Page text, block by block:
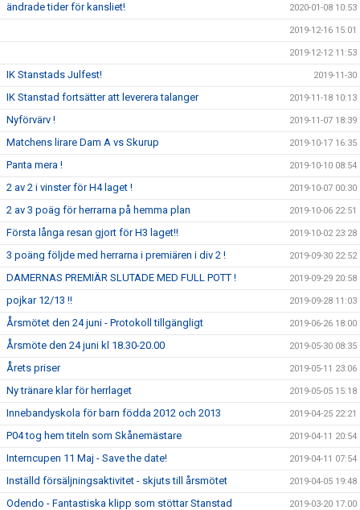
ändrade tider för kansliet! 2020-01-08 10:53
2019-12-16 15:01
2019-12-12 11:53
IK Stanstads Julfest! 2019-11-30
IK Stanstad fortsätter att leverera talanger 2019-11-18 10:13
Nyförvärv ! 2019-11-07 18:39
Matchens lirare Dam A vs Skurup 2019-10-17 16:35
Panta mera ! 2019-10-10 08:54
2 av 2 i vinster för H4 laget ! 2019-10-07 00:30
2 av 3 poäg för herrarna på hemma plan 2019-10-06 22:51
Första långa resan gjort för H3 laget!! 2019-10-02 23:28
3 poäng följde med herrarna i premiären i div 2 ! 2019-09-30 22:52
DAMERNAS PREMIÄR SLUTADE MED FULL POTT ! 2019-09-29 20:58
pojkar 12/13 !! 2019-09-28 11:03
Årsmötet den 24 juni - Protokoll tillgängligt 2019-06-26 18:00
Årsmöte den 24 juni kl 18.30-20.00 2019-05-30 08:35
Årets priser 2019-05-11 23:06
Ny tränare klar för herrlaget 2019-05-05 15:18
Innebandyskola för barn födda 2012 och 2013 2019-04-25 22:21
P04 tog hem titeln som Skånemästare 2019-04-11 20:54
Interncupen 11 Maj - Save the date! 2019-04-11 07:54
Inställd försäljningsaktivitet - skjuts till årsmötet 2019-04-05 19:48
Odendo - Fantastiska klipp som stöttar Stanstad 2019-03-20 17:00